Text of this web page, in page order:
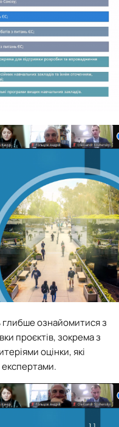
глибше ознайомитися з
проєктів, зокрема з
оцінки, які